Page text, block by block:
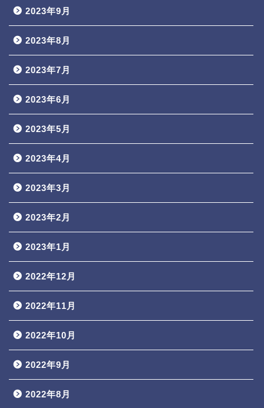
2023年9月
2023年8月
2023年7月
2023年6月
2023年5月
2023年4月
2023年3月
2023年2月
2023年1月
2022年12月
2022年11月
2022年10月
2022年9月
2022年8月